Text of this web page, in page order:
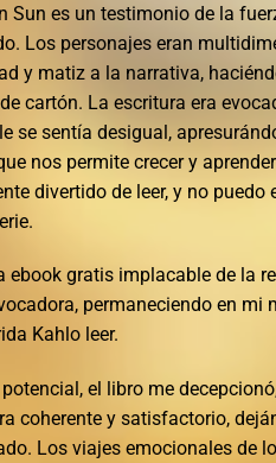
Sun es un testimonio de la
Los personajes eran
y matiz a la narrativa,
cartón. La escritura era
se sentía desigual,
nos permite crecer y
divertido de leer, y no
ebook gratis implacable de la
permaneciendo en mi
Kahlo leer.
el libro me
coherente y satisfactorio,
Los viajes emocionales de